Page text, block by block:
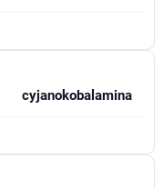
cyjanokobalamina